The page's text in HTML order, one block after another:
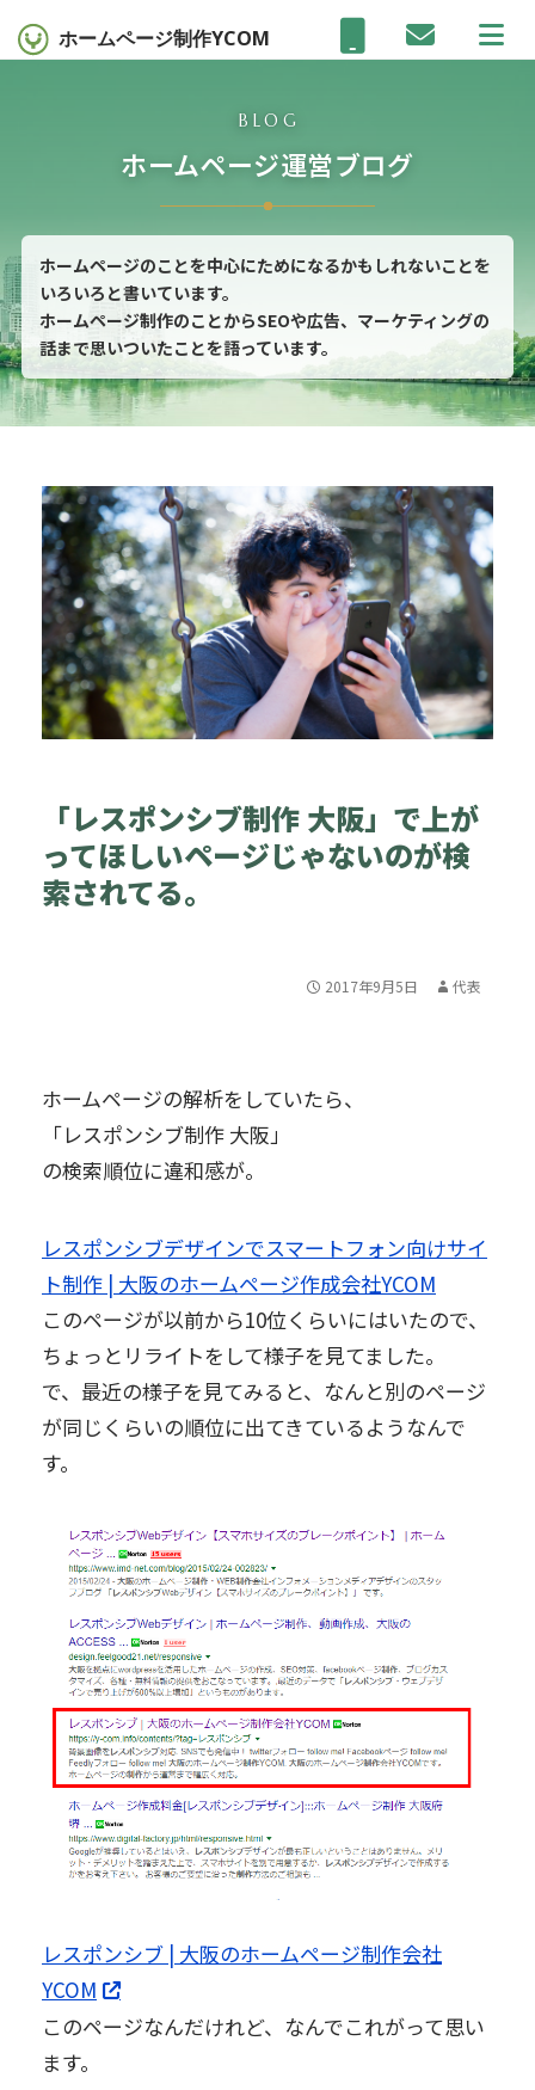
ホームページ制作YCOM
ホームページ運営ブログ
BLOG
ホームページのことを中心にためになるかもしれないことを
いろいろと書いています。
ホームページ制作のことからSEOや広告、マーケティングの
話まで思いついたことを語っています。
「レスポンシブ制作 大阪」で上が
ってほしいページじゃないのが検
索されてる。
2017年9月5日 代表
ホームページの解析をしていたら、
「レスポンシブ制作 大阪」
の検索順位に違和感が。
レスポンシブデザインでスマートフォン向けサイ
ト制作 | 大阪のホームページ作成会社YCOM
このページが以前から10位くらいにはいたので、
ちょっとリライトをして様子を見てました。
で、最近の様子を見てみると、なんと別のページ
が同じくらいの順位に出てきているようなんで
す。
レスポンシブ | 大阪のホームページ制作会社
YCOM
このページなんだけれど、なんでこれがって思い
ます。